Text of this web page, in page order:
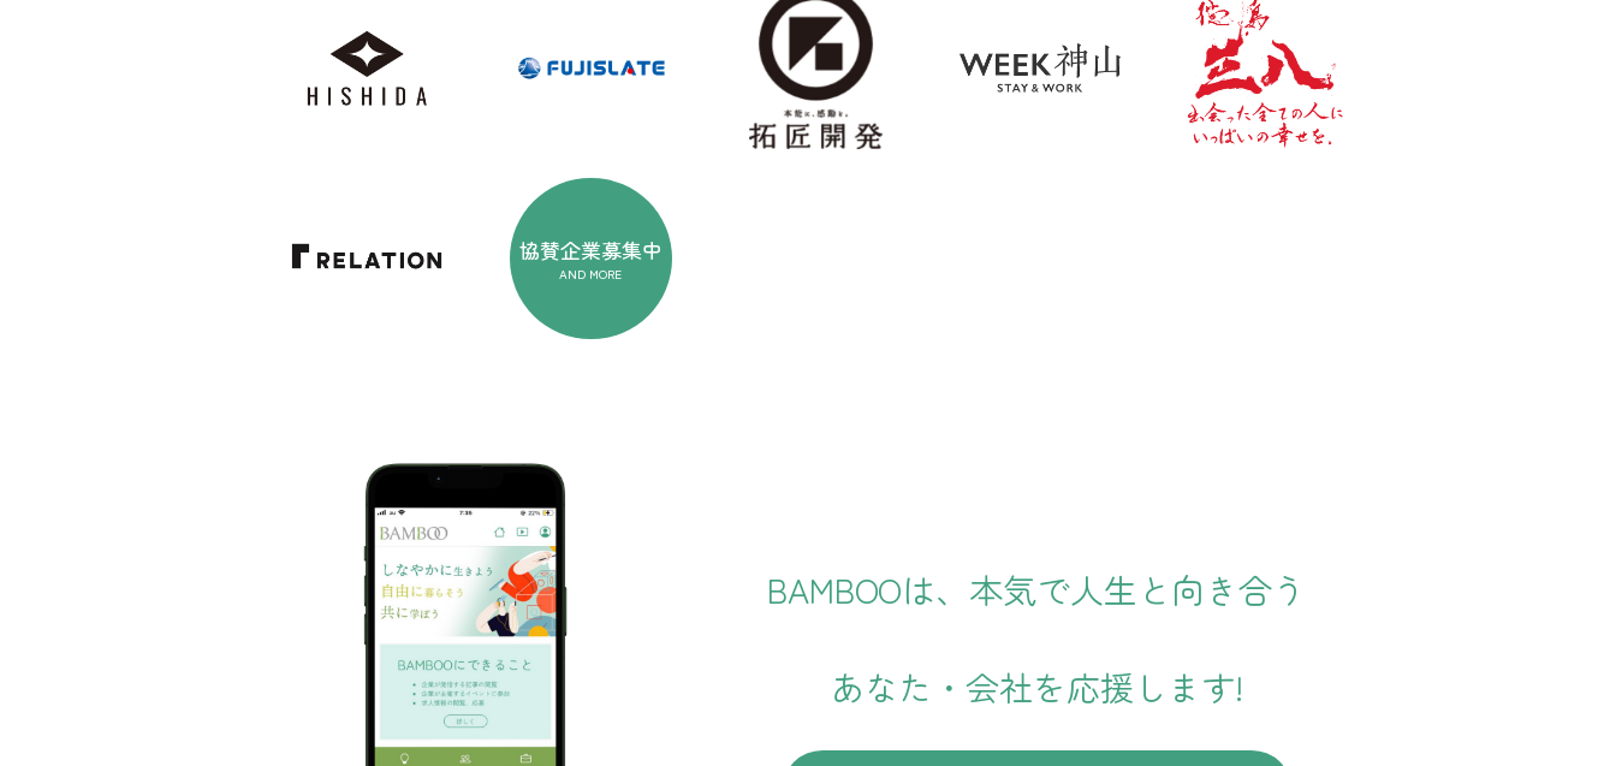
協賛企業募集中
AND MORE
BAMBOOは、本気で人生と向き合う
あなた・会社を応援します!